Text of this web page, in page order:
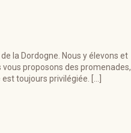
la Dordogne. Nous y élevons et
proposons des promenades,
toujours privilégiée. […]